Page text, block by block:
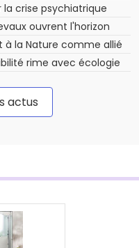
la crise psychiatrique
ouvrent l'horizon
à la Nature comme allié
rime avec écologie
actus